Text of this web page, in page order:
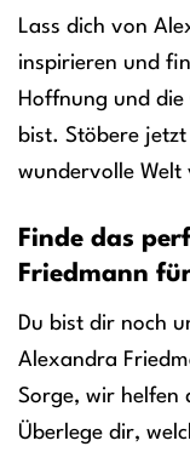
Lass dich von
inspirieren und
Hoffnung und die
bist. Stöbere
wundervolle Welt
Finde das
Friedmann
Du bist dir noch
Alexandra
Sorge, wir helfen
Überlege dir,